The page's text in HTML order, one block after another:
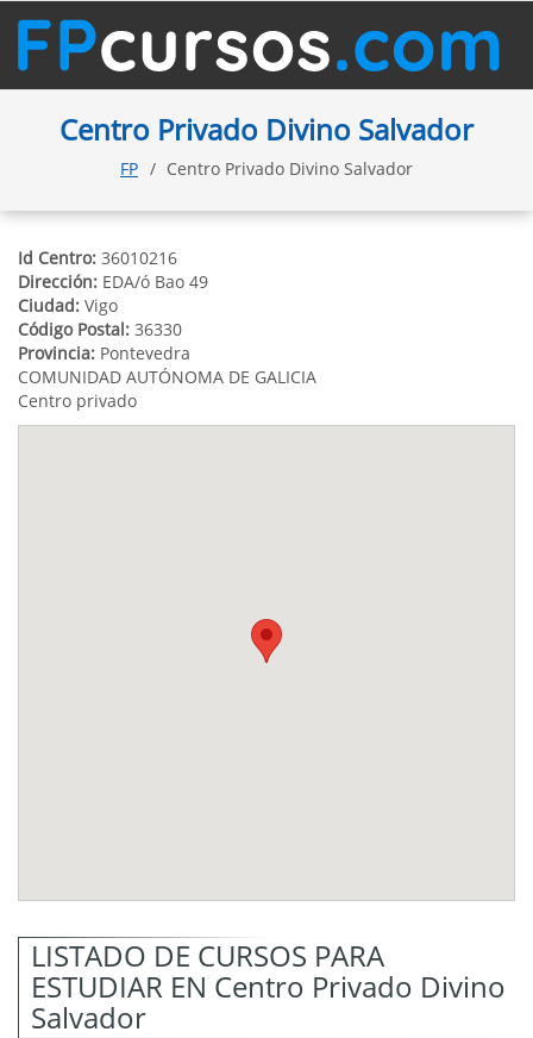
Centro Privado Divino Salvador
FP Centro Privado Divino Salvador
Id Centro: 36010216
Dirección: EDA/ó Bao 49
Ciudad: Vigo
Código Postal: 36330
Provincia: Pontevedra
COMUNIDAD AUTÓNOMA DE GALICIA
Centro privado
LISTADO DE CURSOS PARA
ESTUDIAR EN Centro Privado Divino
Salvador